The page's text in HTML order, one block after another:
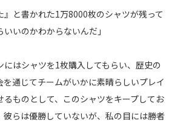
Reserved.
』と書かれた1万8000枚のシャツが残って
いのかわからないんだ」
にはシャツを1枚購入してもらい、歴史の
通じてチームがいかに素晴らしいプレイ
るものとして、このシャツをキープしてお
彼らは優勝していないが、私の目には勝者